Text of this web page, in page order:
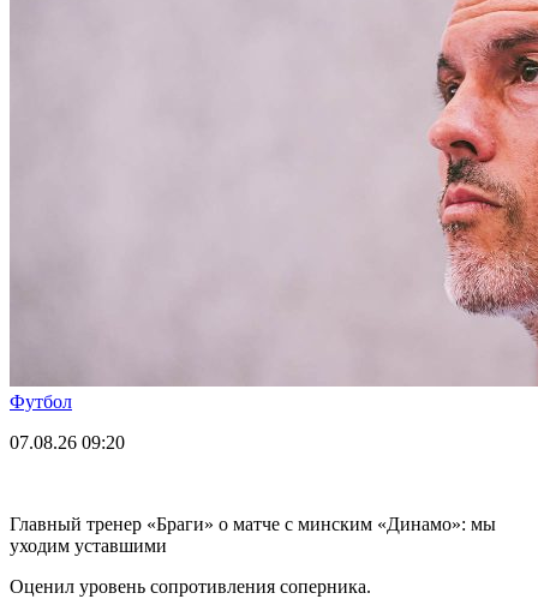
Футбол
07.08.26 09:20
Главный тренер «Браги» о матче с минским «Динамо»: мы
уходим уставшими
Оценил уровень сопротивления соперника.